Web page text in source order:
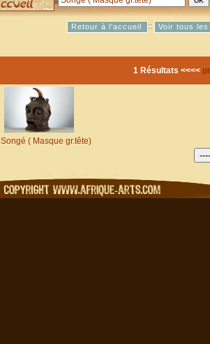
Retour à l'accueil :: Voir tous
1 Résultats <<<<
Songé ( Masque gr.tête)